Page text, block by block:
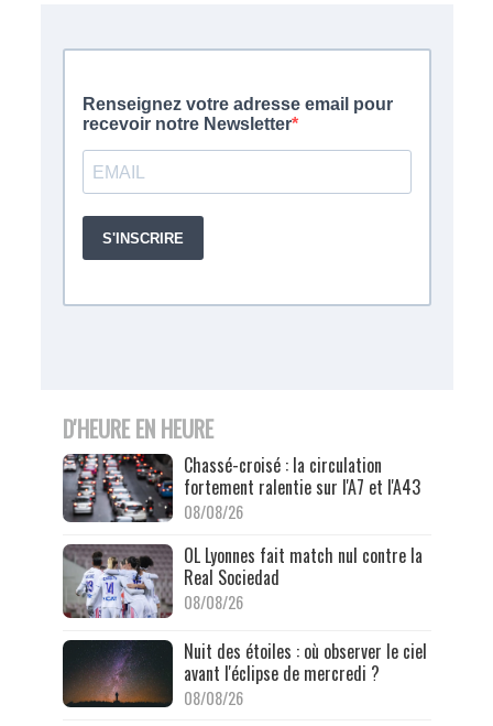
D'HEURE EN HEURE
Chassé-croisé : la circulation
fortement ralentie sur l'A7 et l'A43
08/08/26
OL Lyonnes fait match nul contre la
Real Sociedad
08/08/26
Nuit des étoiles : où observer le ciel
avant l'éclipse de mercredi ?
08/08/26